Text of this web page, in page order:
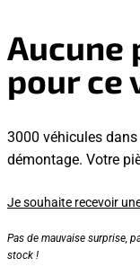
Aucune
pour ce
3000 véhicules
démontage. Votre
Je souhaite recevoir
Pas de mauvaise surprise,
stock !